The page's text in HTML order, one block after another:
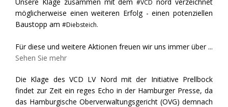
#VCD
möglicherweise einen weiteren Erfolg - einen potenziellen
Baustopp am #Diebsteich.
Für diese und weitere Aktionen freuen wir uns immer über ...
Sehen Sie mehr
Die Klage des VCD LV Nord mit der Initiative Prellbock
findet zur Zeit ein reges Echo in der Hamburger Presse, da
das Hamburgische Oberverwaltungsgericht (OVG) demnach